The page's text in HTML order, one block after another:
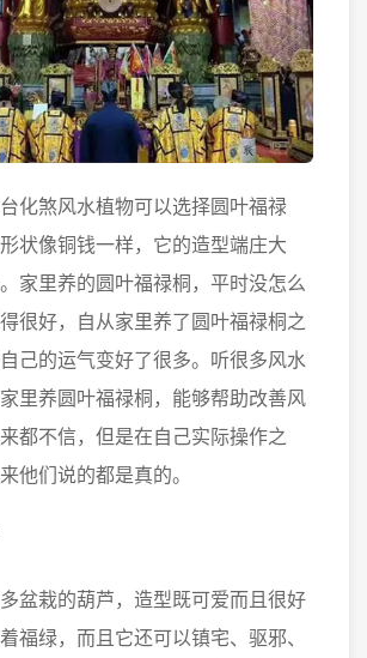
煞风水植物可以选择圆叶福禄
状像铜钱一样，它的造型端庄大
家里养的圆叶福禄桐，平时没怎么
很好，自从家里养了圆叶福禄桐之
己的运气变好了很多。听很多风水
里养圆叶福禄桐，能够帮助改善风
都不信，但是在自己实际操作之
他们说的都是真的。
栽的葫芦，造型既可爱而且很好
福绿，而且它还可以镇宅、驱邪、